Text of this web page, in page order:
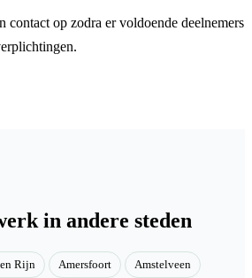
contact op zodra er voldoende deelnemers
in andere steden
Rijn Amersfoort Amstelveen